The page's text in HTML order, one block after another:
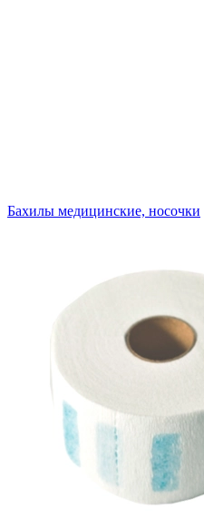
Бахилы медицинские, носочки